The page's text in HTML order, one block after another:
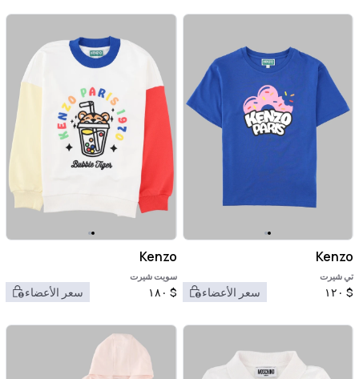
Kenzo
تي شيرت
$ ١٢٠ سعر الأعضاء
Kenzo
سويت شيرت
$ ١٨٠ سعر الأعضاء